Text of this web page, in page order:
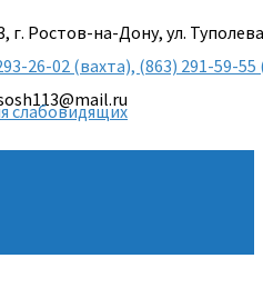
г. Ростов-на-Дону, ул.
26-02 (вахта), (863) 291-59-
слабовидящих